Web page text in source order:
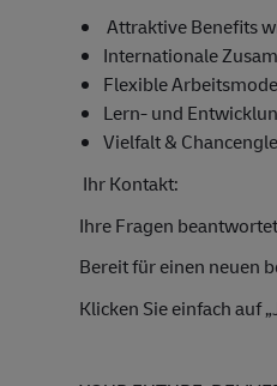
Attraktive Benefits
Internationale
Flexible
Lern- und
Vielfalt &
Ihr Kontakt:
Ihre Fragen
Bereit für einen neuen
Klicken Sie einfach auf